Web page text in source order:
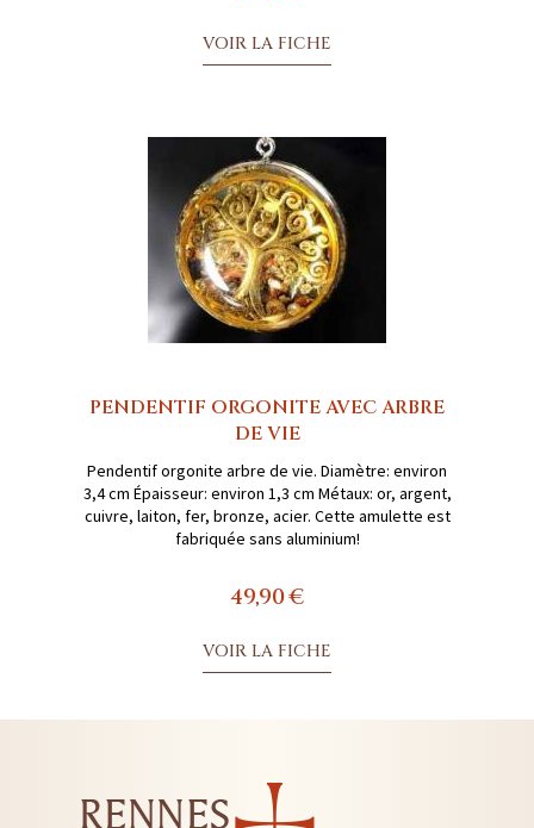
VOIR LA FICHE
PENDENTIF ORGONITE AVEC ARBRE
DE VIE
Pendentif orgonite arbre de vie. Diamètre: environ
3,4 cm Épaisseur: environ 1,3 cm Métaux: or, argent,
cuivre, laiton, fer, bronze, acier. Cette amulette est
fabriquée sans aluminium!
49,90 €
VOIR LA FICHE